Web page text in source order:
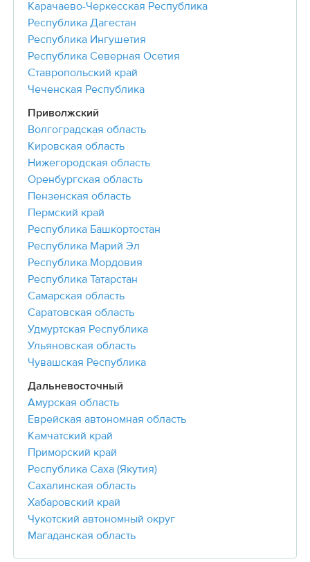
Карачаево-Черкесская Республика
Республика Дагестан
Республика Ингушетия
Республика Северная Осетия
Ставропольский край
Чеченская Республика
Приволжский
Волгоградская область
Кировская область
Нижегородская область
Оренбургская область
Пензенская область
Пермский край
Республика Башкортостан
Республика Марий Эл
Республика Мордовия
Республика Татарстан
Самарская область
Саратовская область
Удмуртская Республика
Ульяновская область
Чувашская Республика
Дальневосточный
Амурская область
Еврейская автономная область
Камчатский край
Приморский край
Республика Саха (Якутия)
Сахалинская область
Хабаровский край
Чукотский автономный округ
Магаданская область